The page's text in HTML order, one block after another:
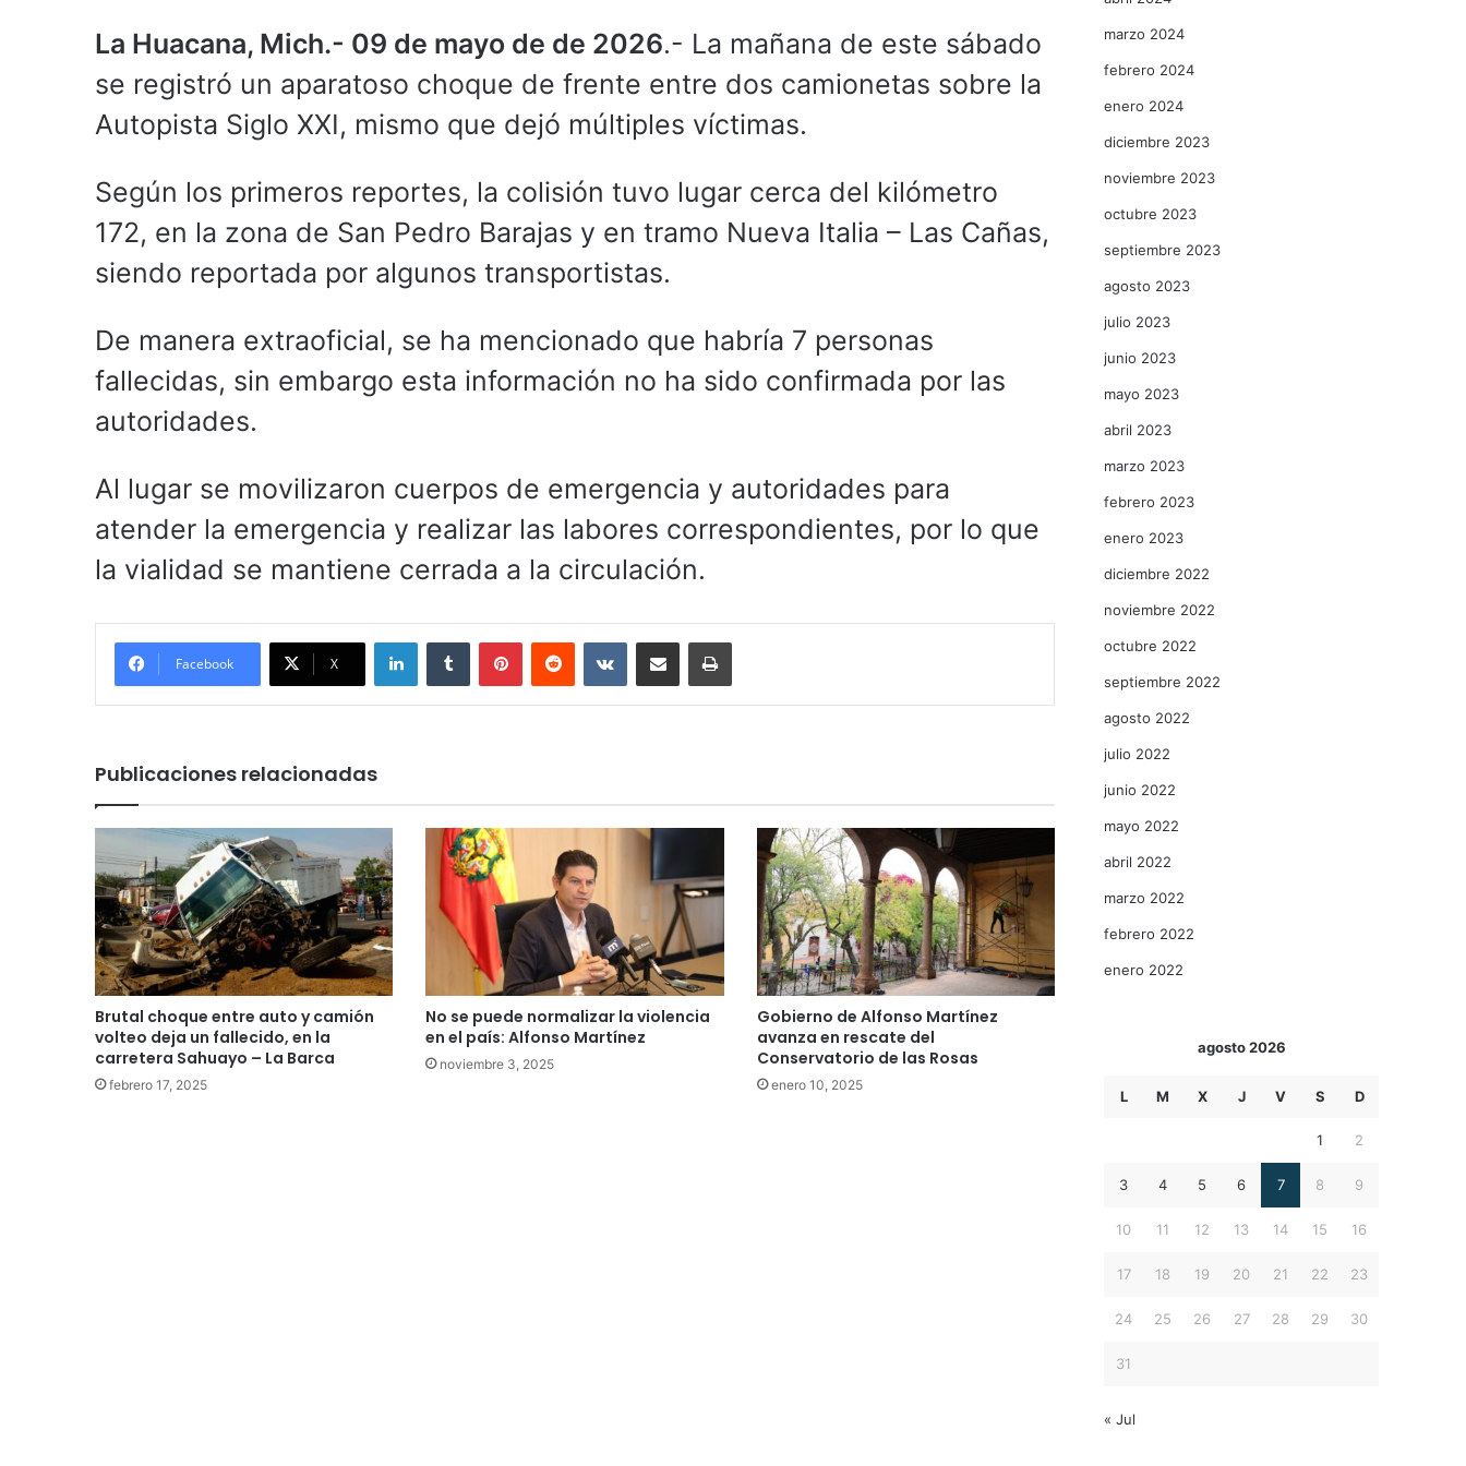
La Huacana, Mich.- 09 de mayo de de 2026.- La mañana de este sábado
se registró un aparatoso choque de frente entre dos camionetas sobre la
Autopista Siglo XXI, mismo que dejó múltiples víctimas.
Según los primeros reportes, la colisión tuvo lugar cerca del kilómetro
172, en la zona de San Pedro Barajas y en tramo Nueva Italia – Las Cañas,
siendo reportada por algunos transportistas.
De manera extraoficial, se ha mencionado que habría 7 personas
fallecidas, sin embargo esta información no ha sido confirmada por las
autoridades.
Al lugar se movilizaron cuerpos de emergencia y autoridades para
atender la emergencia y realizar las labores correspondientes, por lo que
la vialidad se mantiene cerrada a la circulación.
Facebook X
LinkedInTumblr PinterestReddit VKontakteCompartir por correo electrónicoImprimir
Publicaciones relacionadas
Brutal choque entre auto y camión
volteo deja un fallecido, en la
carretera Sahuayo – La Barca
febrero 17, 2025
No se puede normalizar la violencia
en el país: Alfonso Martínez
noviembre 3, 2025
Gobierno de Alfonso Martínez
avanza en rescate del
Conservatorio de las Rosas
enero 10, 2025
marzo 2024
febrero 2024
enero 2024
diciembre 2023
noviembre 2023
octubre 2023
septiembre 2023
agosto 2023
julio 2023
junio 2023
mayo 2023
abril 2023
marzo 2023
febrero 2023
enero 2023
diciembre 2022
noviembre 2022
octubre 2022
septiembre 2022
agosto 2022
julio 2022
junio 2022
mayo 2022
abril 2022
marzo 2022
febrero 2022
enero 2022
agosto 2026
L M X J V S D
1 2
3 4 5 6 7 8 9
10 11 12 13 14 15 16
17 18 19 20 21 22 23
24 25 26 27 28 29 30
31
« Jul